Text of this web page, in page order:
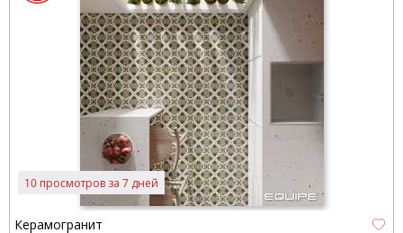
10 просмотров за 7 дней
Керамогранит